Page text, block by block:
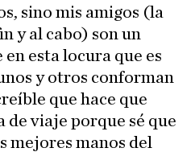
sino mis amigos (la
y al cabo) son un
esta locura que es
y otros conforman
que hace que
viaje porque sé que
mejores manos del